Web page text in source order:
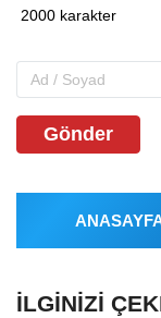
Gönder
İLGINIZI